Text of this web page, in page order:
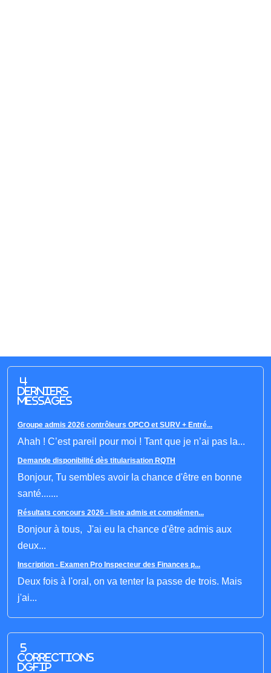
4
derniers
messages
Groupe admis 2026 contrôleurs OPCO et SURV + Entré...
Ahah ! C’est pareil pour moi ! Tant que je n’ai pas la...
Demande disponibilité dès titularisation RQTH
Bonjour, Tu sembles avoir la chance d'être en bonne
santé.......
Résultats concours 2026 - liste admis et complémen...
Bonjour à tous, J'ai eu la chance d'être admis aux
deux...
Inscription - Examen Pro Inspecteur des Finances p...
Deux fois à l'oral, on va tenter la passe de trois. Mais
j'ai...
5
corrections
DGFIP